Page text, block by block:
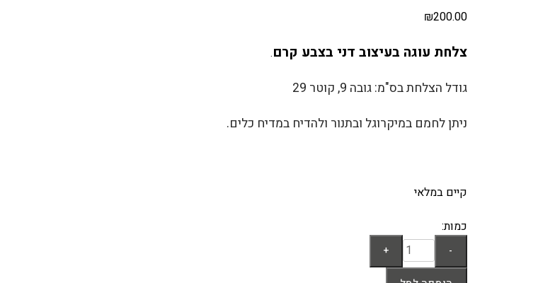
₪200.00
צלחת עוגה בעיצוב דני בצבע קרם.
גודל הצלחת בס"מ: גובה 9, קוטר 29
ניתן לחמם במיקרוגל ובתנור ולהדיח במדיח כלים.
קיים במלאי
כמות:
צלחת
-
+